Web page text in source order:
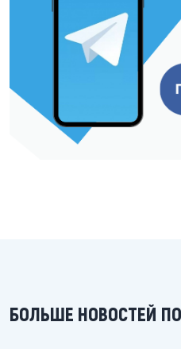
БОЛЬШЕ НОВОСТЕЙ